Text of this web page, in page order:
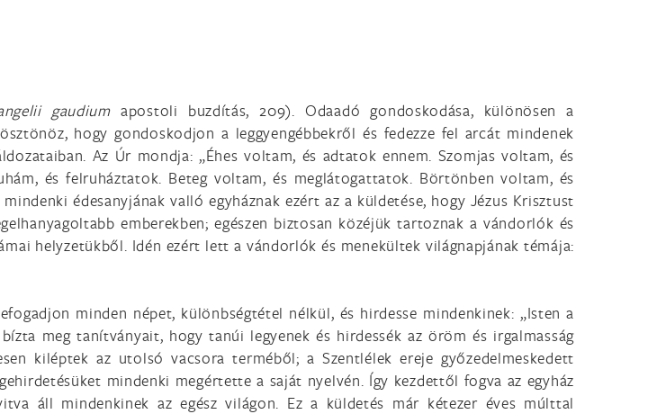
gaudiumapostoli buzdítás, 209). Odaadó gondoskodása, különösen a
hogy gondoskodjon a leggyengébbekről és fedezze fel arcát mindenek
Az Úr mondja: „Éhes voltam, és adtatok ennem. Szomjas voltam, és
és felruháztatok. Beteg voltam, és meglátogattatok. Börtönben voltam, és
édesanyjának valló egyháznak ezért az a küldetése, hogy Jézus Krisztust
emberekben; egészen biztosan közéjük tartoznak a vándorlók és
helyzetükből. Idén ezért lett a vándorlók és menekültek világnapjának témája:
minden népet, különbségtétel nélkül, és hirdesse mindenkinek: „Isten a
meg tanítványait, hogy tanúi legyenek és hirdessék az öröm és irgalmasság
kiléptek az utolsó vacsora terméből; a Szentlélek ereje győzedelmeskedett
mindenki megértette a saját nyelvén. Így kezdettől fogva az egyház
áll mindenkinek az egész világon. Ez a küldetés már kétezer éves múlttal